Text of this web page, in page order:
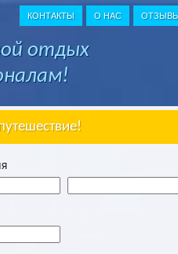
КОНТАКТЫ О НАС ОТЗЫВЫ
отдых